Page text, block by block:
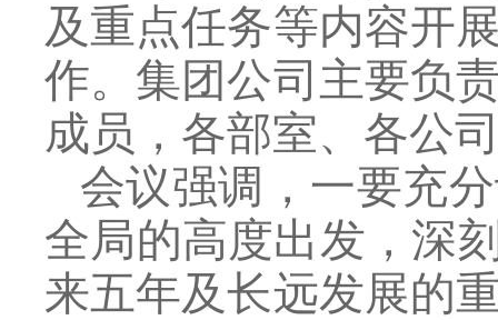
及重点任务等内容开
作。集团公司主要负
成员，各部室、各公
会议强调，一要充
全局的高度出发，深
来五年及长远发展的